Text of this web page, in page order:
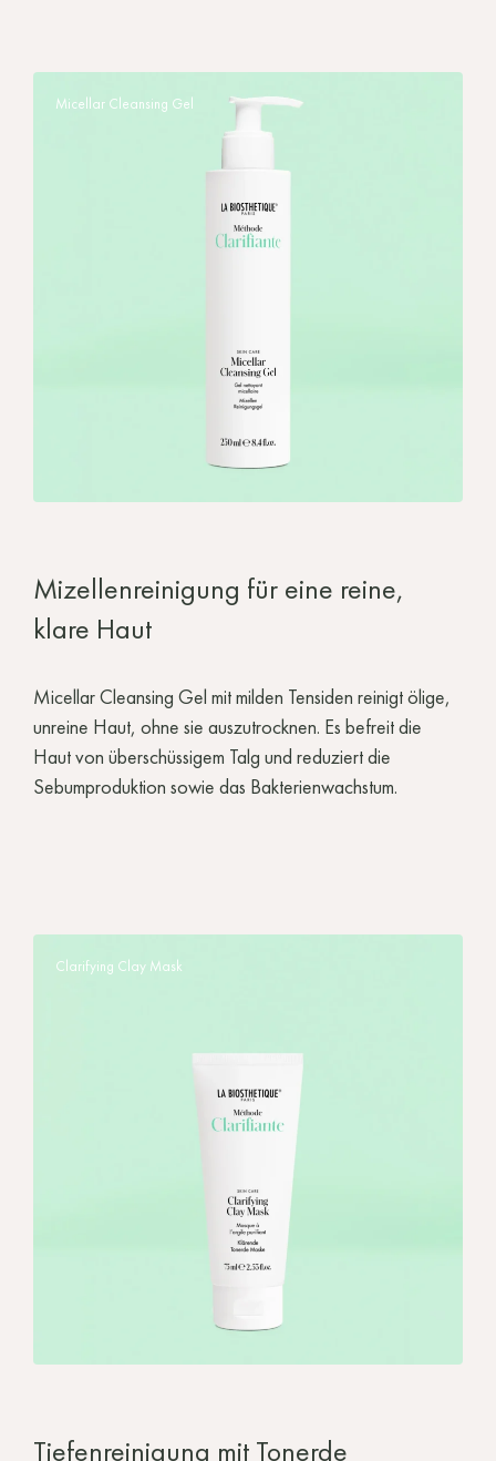
Micellar Cleansing Gel
Mizellenreinigung für eine reine,
klare Haut
Micellar Cleansing Gel mit milden Tensiden reinigt ölige,
unreine Haut, ohne sie auszutrocknen. Es befreit die
Haut von überschüssigem Talg und reduziert die
Sebumproduktion sowie das Bakterienwachstum.
Clarifying Clay Mask
Tiefenreinigung mit Tonerde